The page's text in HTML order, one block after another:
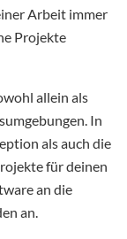
Arbeit immer
Projekte
allein als
In
als auch die
für deinen
an die
an.